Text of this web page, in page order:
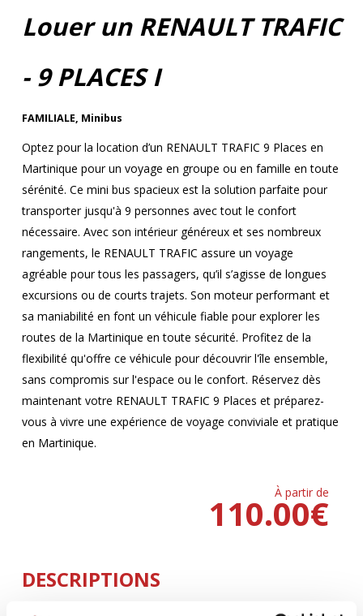
Louer un RENAULT TRAFIC
- 9 PLACES I
FAMILIALE, Minibus
Optez pour la location d’un RENAULT TRAFIC 9 Places en
Martinique pour un voyage en groupe ou en famille en toute
sérénité. Ce mini bus spacieux est la solution parfaite pour
transporter jusqu'à 9 personnes avec tout le confort
nécessaire. Avec son intérieur généreux et ses nombreux
rangements, le RENAULT TRAFIC assure un voyage
agréable pour tous les passagers, qu’il s’agisse de longues
excursions ou de courts trajets. Son moteur performant et
sa maniabilité en font un véhicule fiable pour explorer les
routes de la Martinique en toute sécurité. Profitez de la
flexibilité qu'offre ce véhicule pour découvrir l'île ensemble,
sans compromis sur l'espace ou le confort. Réservez dès
maintenant votre RENAULT TRAFIC 9 Places et préparez-
vous à vivre une expérience de voyage conviviale et pratique
en Martinique.
À partir de
€
110.00
DESCRIPTIONS